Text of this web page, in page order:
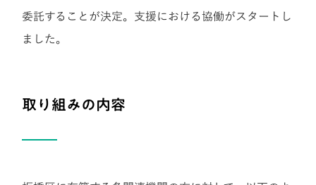
委託することが決定。支援における協働がスタートし
ました。
取り組みの内容